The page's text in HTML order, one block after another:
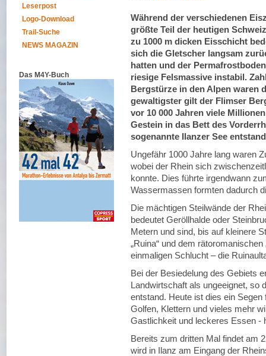
Leserpost
Logo-Download
Trail-Suche
NEWS MAGAZIN
Das M4Y-Buch
Während der verschiedenen
größte Teil der heutigen
zu 1000 m dicken Eisschicht
sich die Gletscher langsam
hatten und der
riesige Felsmassive instabil.
Bergstürze in den Alpen waren
gewaltigster gilt der Flimser
vor 10 000 Jahren viele
Gestein in das Bett des
sogenannte Ilanzer See
Ungefähr 1000 Jahre lang waren
wobei der Rhein sich
konnte. Dies führte irgendwann
Wassermassen formten dadurch
Die mächtigen Steilwände der
bedeutet Geröllhalde oder
Metern und sind, bis auf kleinere
„Ruina“ und dem
einmaligen Schlucht – die
Bei der Besiedelung des Gebiets
Landwirtschaft als ungeeignet, so
entstand. Heute ist dies ein
Golfen, Klettern und vieles mehr
Gastlichkeit und leckeres Essen -
Bereits zum dritten Mal findet am
wird in Ilanz am Eingang der